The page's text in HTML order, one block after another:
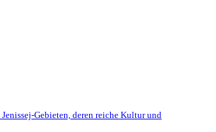
Gebieten, deren reiche Kultur und